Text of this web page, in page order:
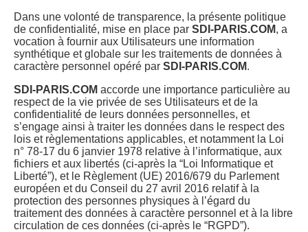
Dans une volonté de transparence, la présente politique
de confidentialité, mise en place par SDI-PARIS.COM, a
vocation à fournir aux Utilisateurs une information
synthétique et globale sur les traitements de données à
caractère personnel opéré par SDI-PARIS.COM.
SDI-PARIS.COM accorde une importance particulière au
respect de la vie privée de ses Utilisateurs et de la
confidentialité de leurs données personnelles, et
s’engage ainsi à traiter les données dans le respect des
lois et règlementations applicables, et notamment la Loi
n° 78-17 du 6 janvier 1978 relative à l’informatique, aux
fichiers et aux libertés (ci-après la “Loi Informatique et
Liberté”), et le Règlement (UE) 2016/679 du Parlement
européen et du Conseil du 27 avril 2016 relatif à la
protection des personnes physiques à l’égard du
traitement des données à caractère personnel et à la libre
circulation de ces données (ci-après le “RGPD”).